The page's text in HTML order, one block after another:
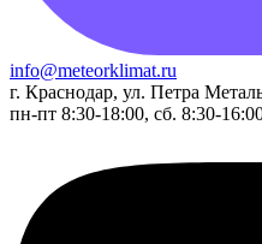
info@meteorklimat.ru
г. Краснодар, ул. Петра
пн-пт 8:30-18:00, сб. 8:30-